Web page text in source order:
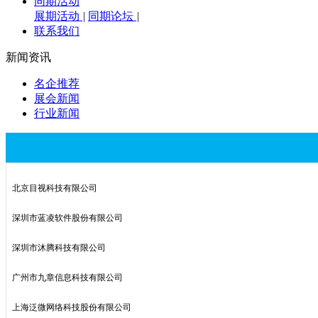
展期活动 | 同期论坛 |
联系我们
新闻资讯
名企推荐
展会新闻
行业新闻
北京目视科技有限公司
深圳市蓝凌软件股份有限公司
深圳市沐腾科技有限公司
广州市九章信息科技有限公司
上海泛微网络科技股份有限公司